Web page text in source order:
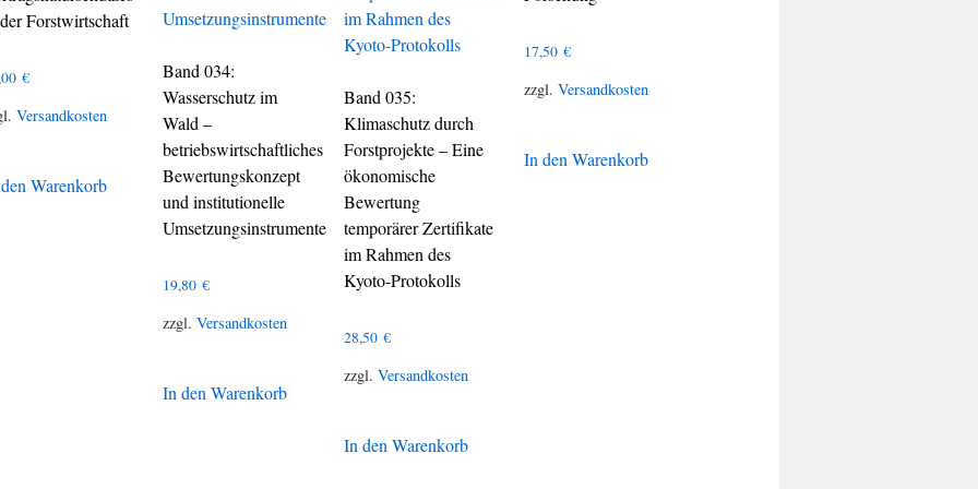
Forstwirtschaft
€
Versandkosten
Warenkorb
Band 034:
Wasserschutz im
Wald –
betriebswirtschaftliches
Bewertungskonzept
und institutionelle
Umsetzungsinstrumente
19,80€
zzgl.Versandkosten
In den Warenkorb
Band 035:
Klimaschutz durch
Forstprojekte – Eine
ökonomische
Bewertung
temporärer Zertifikate
im Rahmen des
Kyoto-Protokolls
28,50 €
zzgl. Versandkosten
In den Warenkorb
17,50€
zzgl.Versandkosten
In den Warenkorb